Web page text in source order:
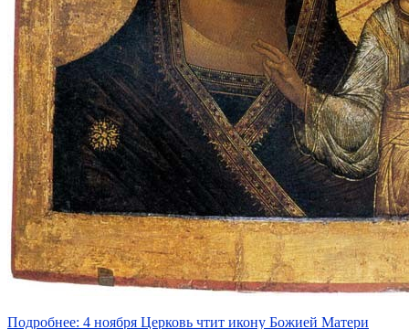
Подробнее: 4 ноября Церковь чтит икону Божией Матери